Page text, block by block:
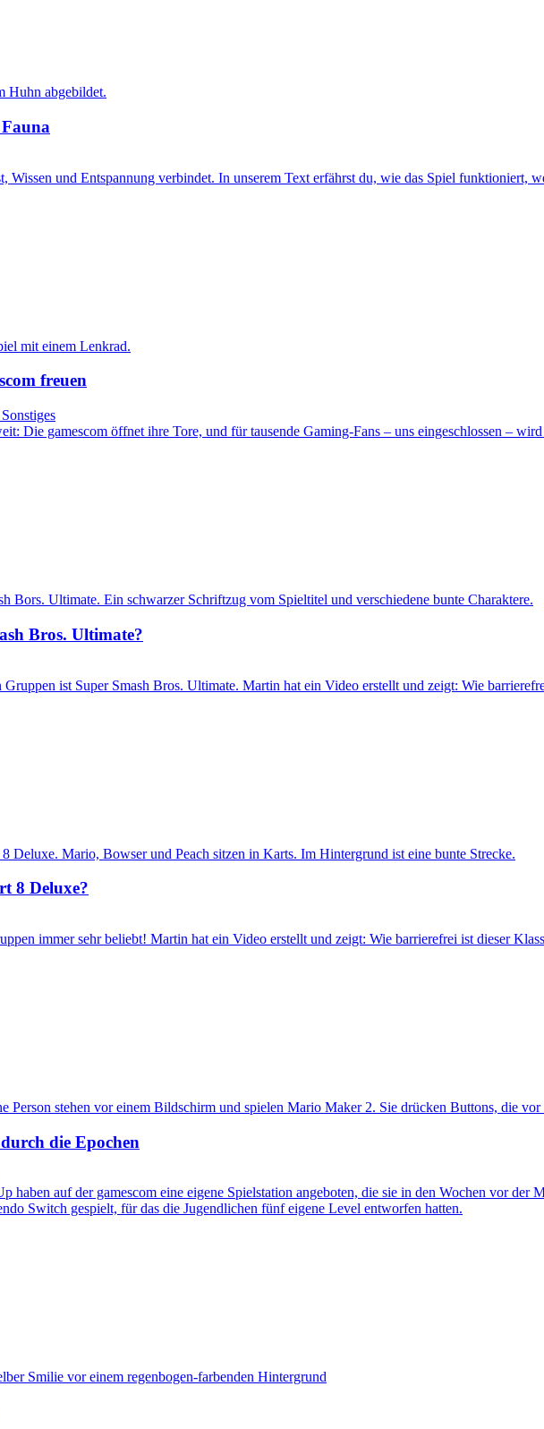
Wissen und Entspannung verbindet. In unserem Text erfährst du, wie das Spiel funktioniert,
freuen
Die gamescom öffnet ihre Tore, und für tausende Gaming-Fans – uns eingeschlossen –
Bros. Ultimate?
ist Super Smash Bros. Ultimate. Martin hat ein Video erstellt und zeigt: Wie
8 Deluxe?
immer sehr beliebt! Martin hat ein Video erstellt und zeigt: Wie barrierefrei ist dieser
die Epochen
haben auf der gamescom eine eigene Spielstation angeboten, die sie in den Wochen vor der
Switch gespielt, für das die Jugendlichen fünf eigene Level entworfen hatten.